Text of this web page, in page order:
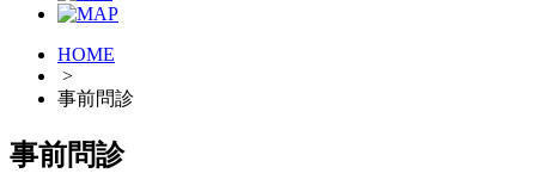
HOME
>
事前問診
事前問診